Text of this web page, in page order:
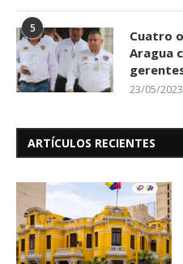
5
Cuatro
Aragua
23/05/2023
ARTÍCULOS RECIENTES